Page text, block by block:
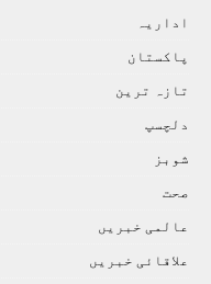
اداريہ
پاکستان
تازہ ترين
دلچسپ
شوبز
صحت
عالمی خبريں
علاقائی خبريں